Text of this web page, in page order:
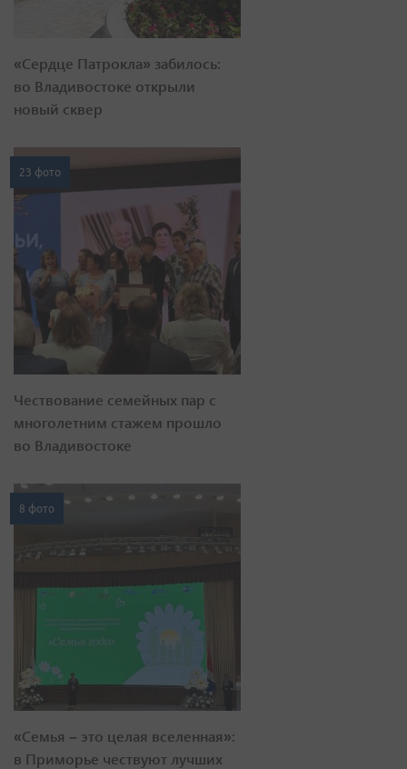
«Сердце Патрокла» забилось:
во Владивостоке открыли
новый сквер
23 фото
Чествование семейных пар с
многолетним стажем прошло
во Владивостоке
8 фото
«Семья – это целая вселенная»:
в Приморье чествуют лучших